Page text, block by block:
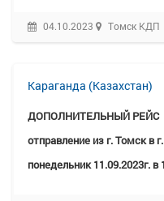
04.10.2023 Томск КДП
Караганда (Казахстан)
ДОПОЛНИТЕЛЬНЫЙ РЕЙС
отправление из г. Томск в
понедельник11.09.2023г. в